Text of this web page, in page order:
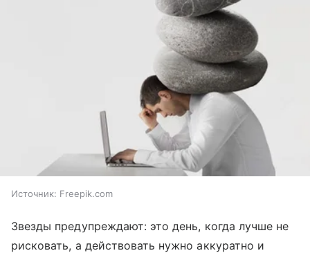
Источник: Freepik.com
Звезды предупреждают: это день, когда лучше не
рисковать, а действовать нужно аккуратно и